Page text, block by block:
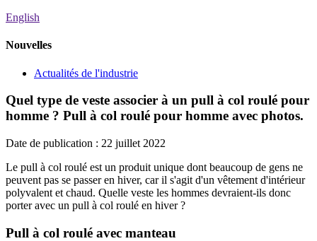
English
Nouvelles
Actualités de l'industrie
Quel type de veste associer à un pull à col roulé pour
homme ? Pull à col roulé pour homme avec photos.
Date de publication : 22 juillet 2022
Le pull à col roulé est un produit unique dont beaucoup de gens ne
peuvent pas se passer en hiver, car il s'agit d'un vêtement d'intérieur
polyvalent et chaud. Quelle veste les hommes devraient-ils donc
porter avec un pull à col roulé en hiver ?
Pull à col roulé avec manteau